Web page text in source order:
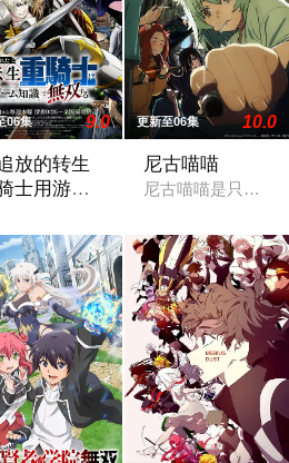
丰多香去世以后，留下了价值20亿
06集 9.0
放的转生
士用游戏
更新至06集 10.0
尼古喵喵
尼古喵喵是只超爱